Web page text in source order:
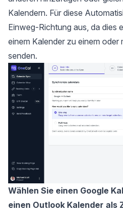
Kalendern. Für diese
Einweg-Richtung aus, da dies
einem Kalender zu einem oder
senden.
Wählen Sie einen Google
einen Outlook Kalender als